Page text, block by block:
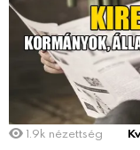
1.9k nézettség